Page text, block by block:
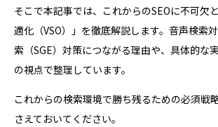
そこで本記事では、これからのSEOに不可欠
適化（VSO）」を徹底解説します。音声検索
索（SGE）対策につながる理由や、具体的な
の視点で整理しています。
これからの検索環境で勝ち残るための必須戦
さえておいてください。